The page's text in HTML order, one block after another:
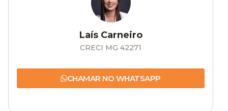
Laís Carneiro
CRECI MG 42271
CHAMAR NO WHATSAPP